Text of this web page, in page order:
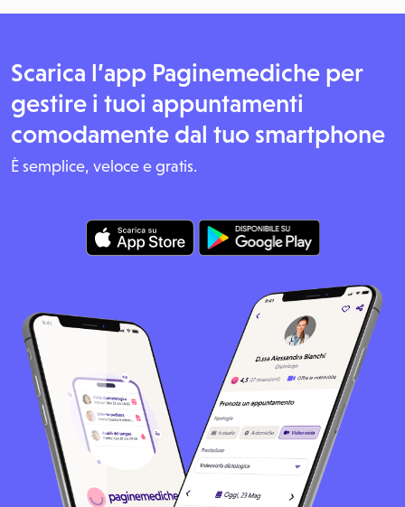
Scarica l’app Paginemediche per
gestire i tuoi appuntamenti
comodamente dal tuo smartphone
È semplice, veloce e gratis.